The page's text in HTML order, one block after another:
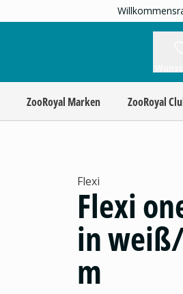
ZooRoyal Marken ZooRoyal
Flexi
Flexi
in
m